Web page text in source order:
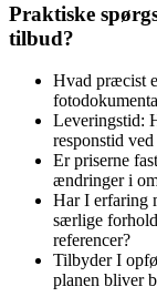
Praktiske
tilbud?
Hvad præcist
Leveringstid:
responstid
Er priserne
ændringer i
Har I erfaring
særlige
referencer?
Tilbyder I
planen bliver